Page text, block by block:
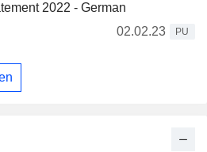
2022 - German
02.02.23
PU